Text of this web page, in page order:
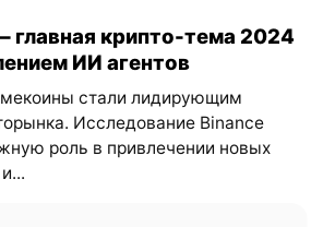
крипто-тема 2024
ИИ агентов
стали лидирующим
Исследование Binance
роль в привлечении новых